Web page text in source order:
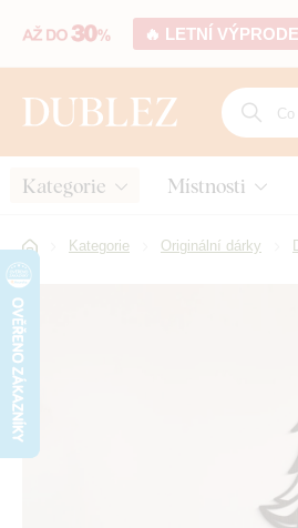
🔥 LETNÍ
Kategorie Místnosti
Kategorie Originální dárky